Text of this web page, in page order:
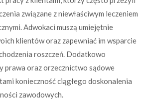
związane z niewłaściwym leczeniem
Adwokaci muszą umiejętnie
klientów oraz zapewniać im wsparcie
roszczeń. Dodatkowo
prawa oraz orzecznictwo sądowe
konieczność ciągłego doskonalenia
zawodowych.